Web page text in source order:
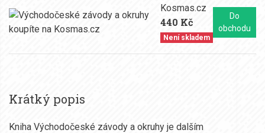
Kosmas.cz
440 Kč
Není skladem
Do
obchodu
Krátký popis
Kniha Východočeské závody a okruhy je dalším